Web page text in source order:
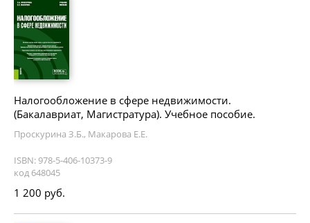
Налогообложение в сфере недвижимости.
(Бакалавриат, Магистратура). Учебное пособие.
Проскурина З.Б., Макарова Е.Е.
ISBN: 978-5-406-10373-9
код 648045
1 200 руб.